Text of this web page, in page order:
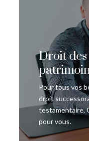
Droit
Pour tous vos
droit
testamentaire,
pour vous.